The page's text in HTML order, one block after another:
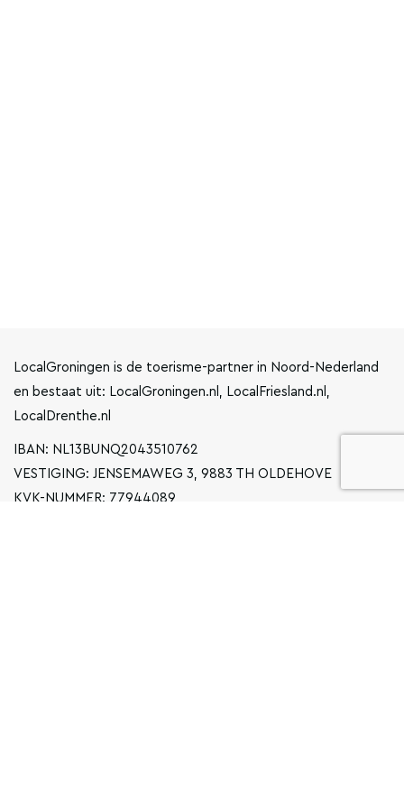
LocalGroningen is de toerisme-partner in Noord-Nederland
en bestaat uit: LocalGroningen.nl, LocalFriesland.nl,
LocalDrenthe.nl
IBAN: NL13BUNQ2043510762
VESTIGING: JENSEMAWEG 3, 9883 TH OLDEHOVE
KVK-NUMMER: 77944089